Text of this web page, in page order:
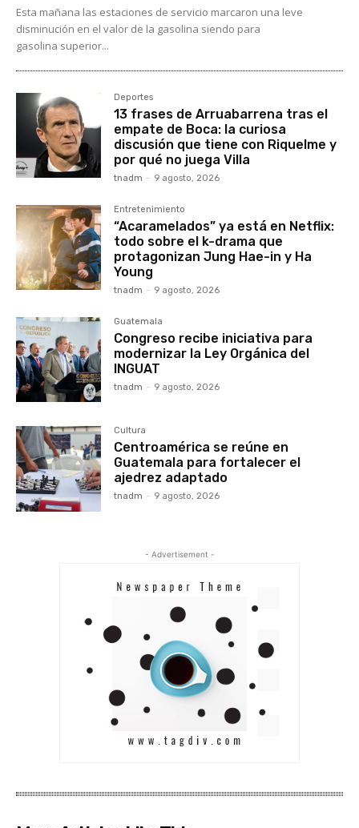
Esta mañana las estaciones de servicio marcaron una leve
disminución en el valor de la gasolina siendo para
gasolina superior...
Deportes
13 frases de Arruabarrena tras el
empate de Boca: la curiosa
discusión que tiene con Riquelme y
por qué no juega Villa
tnadm - 9 agosto, 2026
Entretenimiento
“Acaramelados” ya está en Netflix:
todo sobre el k-drama que
protagonizan Jung Hae-in y Ha
Young
tnadm - 9 agosto, 2026
Guatemala
Congreso recibe iniciativa para
modernizar la Ley Orgánica del
INGUAT
tnadm - 9 agosto, 2026
Cultura
Centroamérica se reúne en
Guatemala para fortalecer el
ajedrez adaptado
tnadm - 9 agosto, 2026
- Advertisement -